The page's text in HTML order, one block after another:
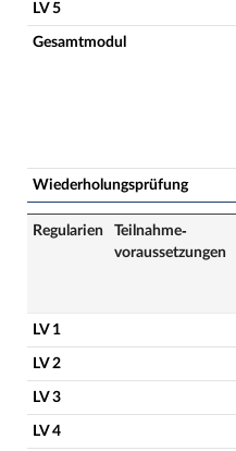
LV 5
Gesamtmodul
Wiederholungsprüfung
Regularien
Teilnahme­
voraussetzungen
LV 1
LV 2
LV 3
LV 4